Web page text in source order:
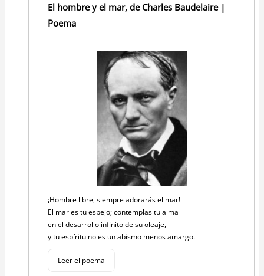
El hombre y el mar, de Charles Baudelaire |
Poema
¡Hombre libre, siempre adorarás el mar!
El mar es tu espejo; contemplas tu alma
en el desarrollo infinito de su oleaje,
y tu espíritu no es un abismo menos amargo.
Leer el poema